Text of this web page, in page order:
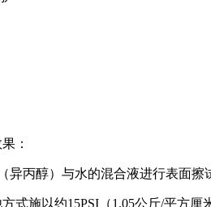
：
丙醇）与水的混合液进行表面擦
施以约15PSI（1.05公斤/平方厘